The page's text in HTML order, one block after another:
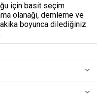
için basit seçim
olanağı, demleme ve
boyunca dilediğiniz